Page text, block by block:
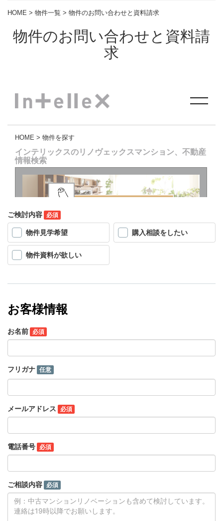
HOME > 物件一覧 > 物件のお問い合わせと資料請求
物件のお問い合わせと資料請
求
ご検討内容 必須
物件見学希望 購入相談をしたい
物件資料が欲しい
お客様情報
お名前 必須
フリガナ 任意
メールアドレス 必須
電話番号 必須
ご相談内容 必須